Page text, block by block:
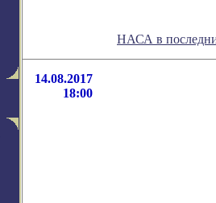
НАСА в
14.08.2017
18:00